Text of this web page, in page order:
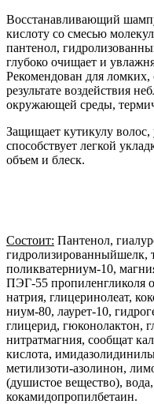
Восстанавливающий
кислоту со смесью
пантенол,
глубоко очищает и
Рекомендован для
результате воздействия
окружающей среды,
Защищает кутикулу
способствует легкой
объем и блеск.
Состоит: Пантенол,
гидролизированныйшелк,
поликватерниум-10,
ПЭГ-55 пропиленгликоля
натрия, глицеринолеат,
ниум-80, лаурет-10,
глицерид, гюконолактон,
нитратмагния, сообщат
кислота,
метилизоти-азолинон,
(душистое вещество), вода,
кокамидопропилбетаин.